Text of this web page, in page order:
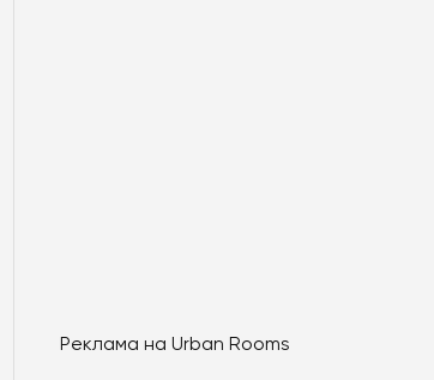
Реклама на Urban Rooms